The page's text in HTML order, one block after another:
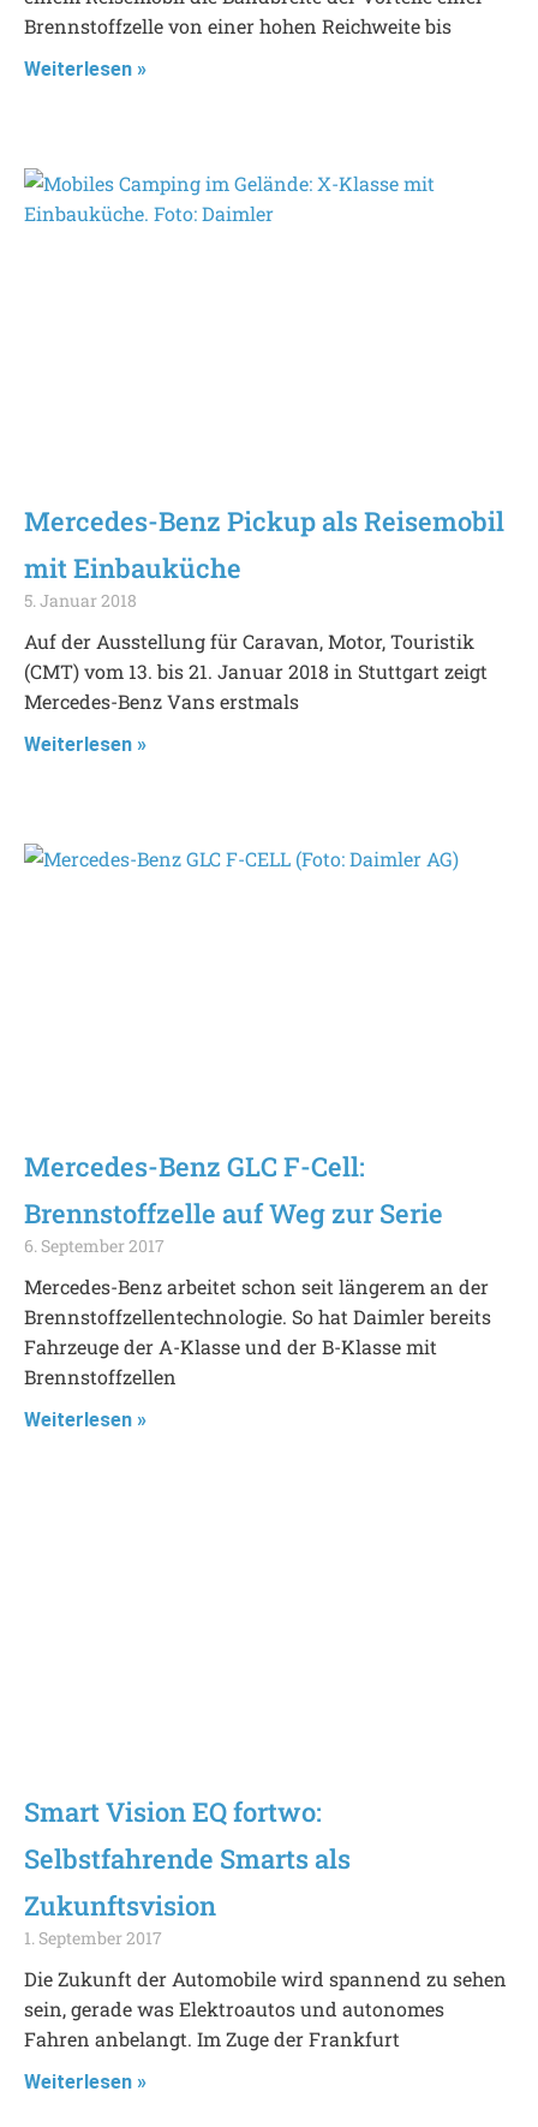
Brennstoffzelle von einer hohen Reichweite bis
Weiterlesen »
Mercedes-Benz Pickup als Reisemobil
mit Einbauküche
5. Januar 2018
Auf der Ausstellung für Caravan, Motor, Touristik
(CMT) vom 13. bis 21. Januar 2018 in Stuttgart zeigt
Mercedes-Benz Vans erstmals
Weiterlesen »
Mercedes-Benz GLC F-Cell:
Brennstoffzelle auf Weg zur Serie
6. September 2017
Mercedes-Benz arbeitet schon seit längerem an der
Brennstoffzellentechnologie. So hat Daimler bereits
Fahrzeuge der A-Klasse und der B-Klasse mit
Brennstoffzellen
Weiterlesen »
Smart Vision EQ fortwo:
Selbstfahrende Smarts als
Zukunftsvision
1. September 2017
Die Zukunft der Automobile wird spannend zu sehen
sein, gerade was Elektroautos und autonomes
Fahren anbelangt. Im Zuge der Frankfurt
Weiterlesen »